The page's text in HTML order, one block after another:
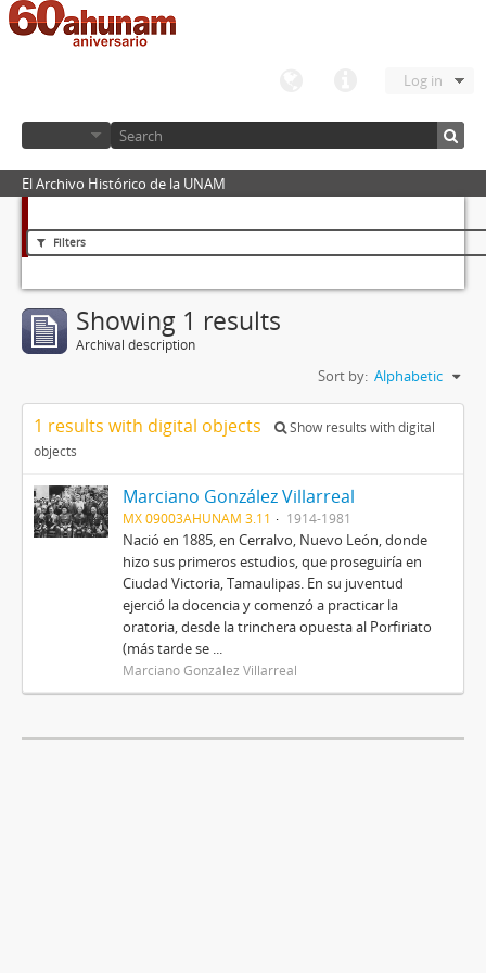
Log in
El Archivo Histórico de la UNAM
Filters
Showing 1 results
Archival description
Sort by: Alphabetic
1 results with digital objects
Show results with digital
objects
Marciano González Villarreal
MX 09003AHUNAM 3.11 1914-1981
Nació en 1885, en Cerralvo, Nuevo León, donde
hizo sus primeros estudios, que proseguiría en
Ciudad Victoria, Tamaulipas. En su juventud
ejerció la docencia y comenzó a practicar la
oratoria, desde la trinchera opuesta al Porfiriato
(más tarde se ...
Marciano González Villarreal